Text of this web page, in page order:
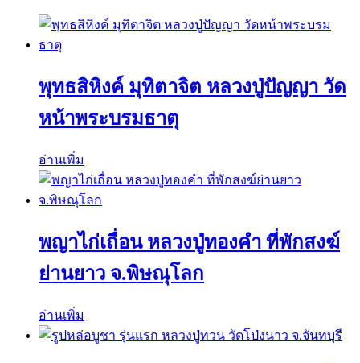
พุทธสิหิงค์ มุทิตาจิต หลวงปู่ปัญญา วัด
หน้าพระบรมธาตุ
อ่านเพิ่ม
พญาไก่เถื่อน หลวงปู่ทองคำ ที่พักสงฆ์
ย่านยาว จ.พิษณุโลก
อ่านเพิ่ม